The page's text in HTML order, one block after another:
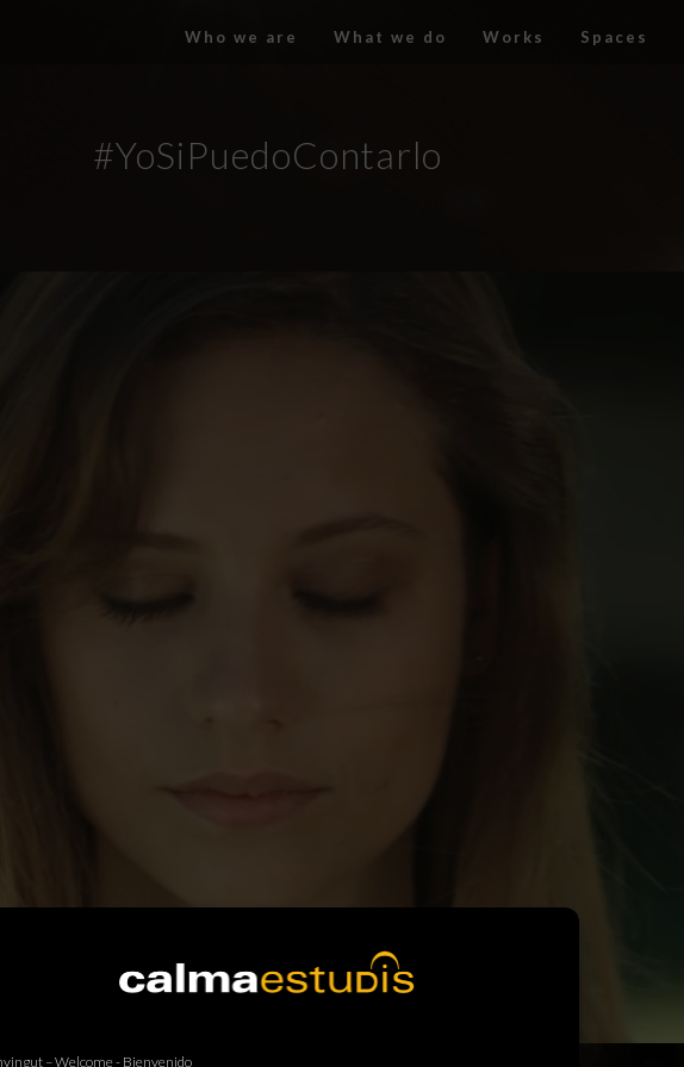
– Welcome - Bienvenido
Who we are What we do Works Spaces
#‎YoSiPuedoContarlo‬